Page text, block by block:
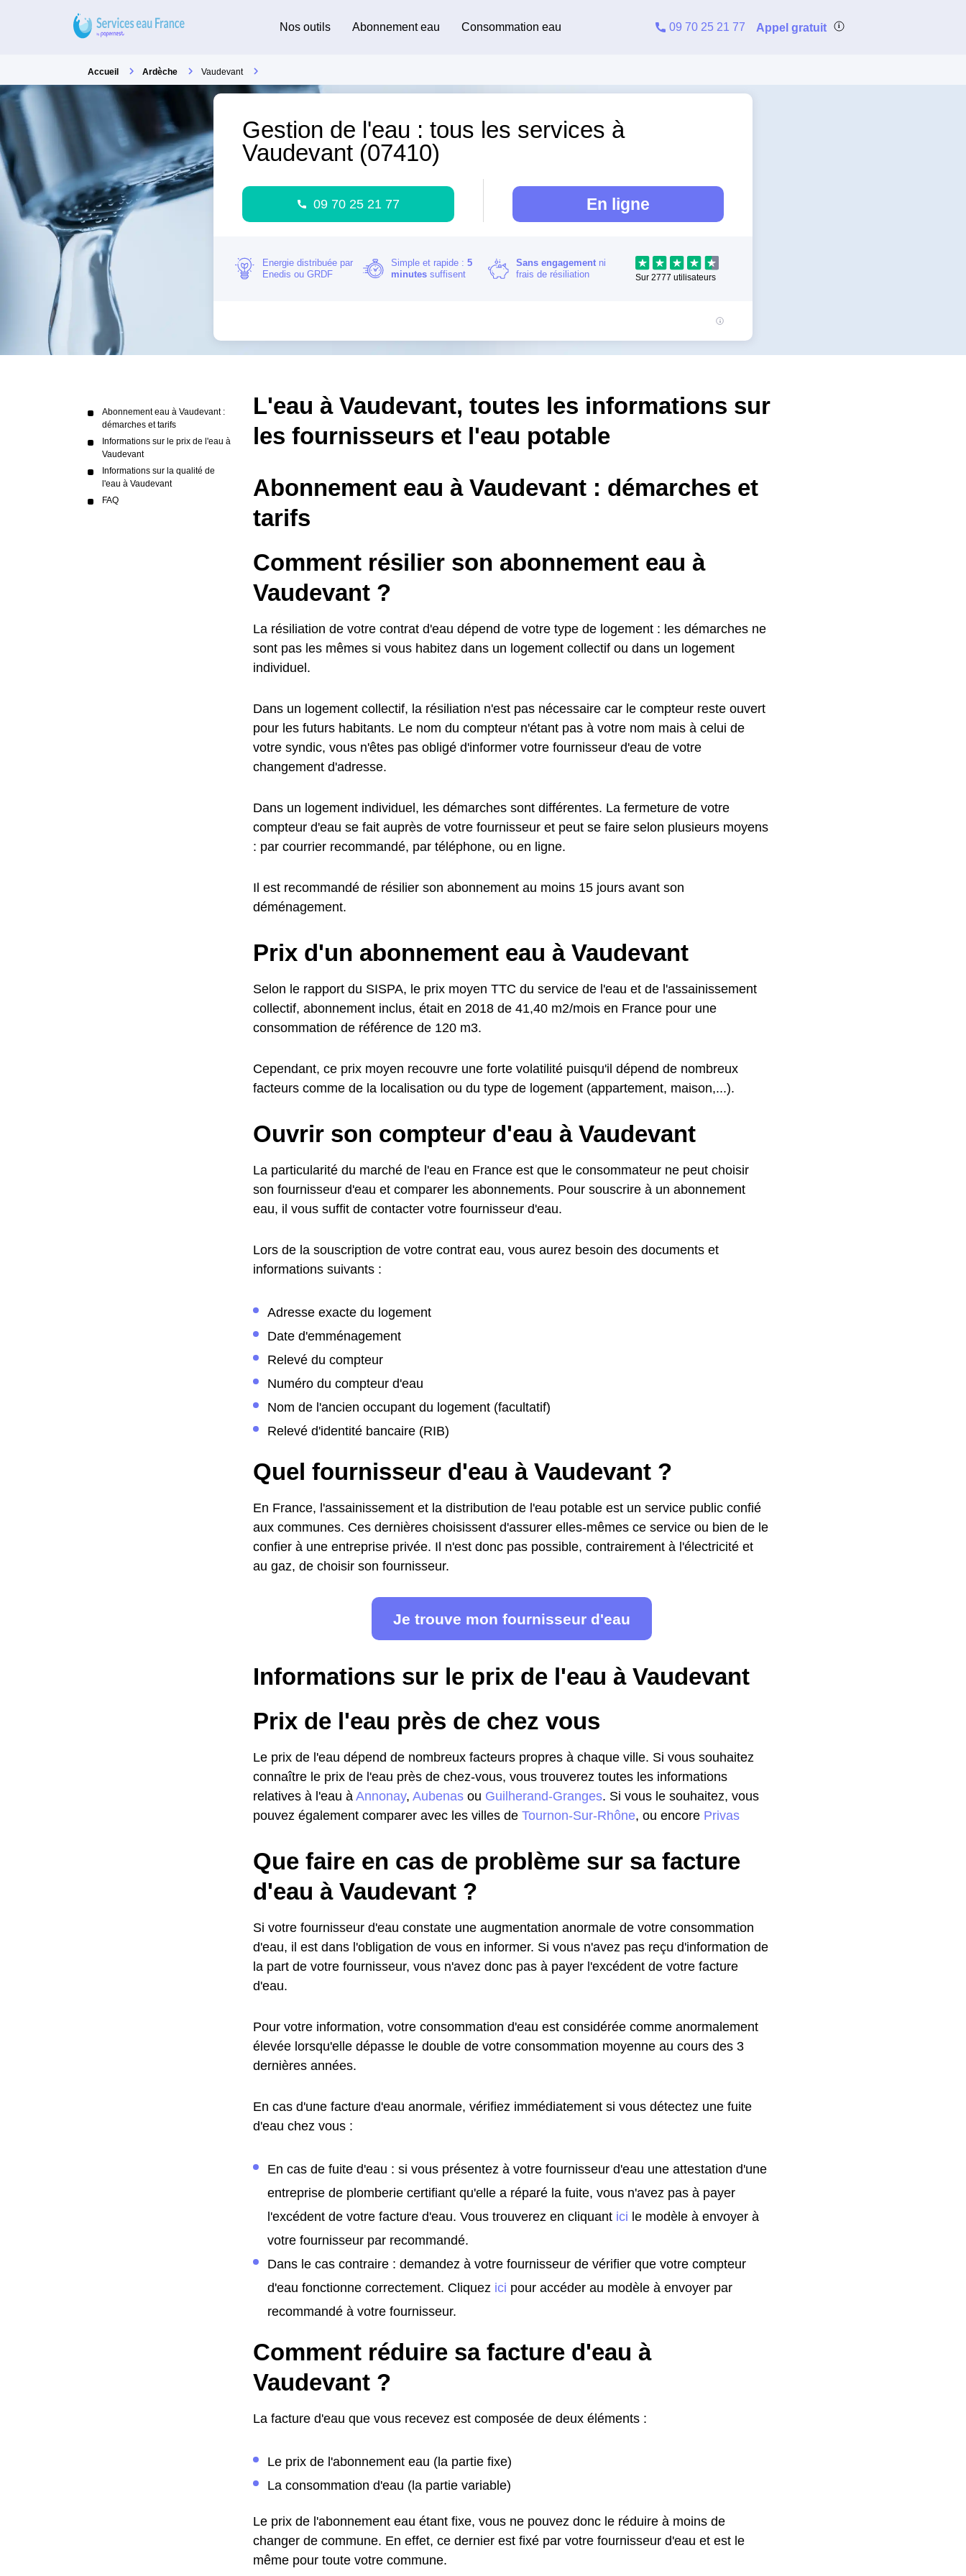
Nos outils Abonnement eau Consommation eau 09 70 25 21 77 Appel gratuit
Accueil Ardèche Vaudevant
Gestion de l'eau : tous les services à
Vaudevant (07410)
09 70 25 21 77 En ligne
Energie distribuée par
Enedis ou GRDF
Simple et rapide : 5
minutessuffisent
Sans engagementni
frais de résiliation
Sur 2777 utilisateurs
Abonnement eau à Vaudevant :
démarches et tarifs
Informations sur le prix de l'eau à
Vaudevant
Informations sur la qualité de
l'eau à Vaudevant
FAQ
L'eau à Vaudevant, toutes les informations sur
les fournisseurs et l'eau potable
Abonnement eau à Vaudevant : démarches et
tarifs
Comment résilier son abonnement eau à
Vaudevant ?
La résiliation de votre contrat d'eau dépend de votre type de logement : les démarches ne
sont pas les mêmes si vous habitez dans un logement collectif ou dans un logement
individuel.
Dans un logement collectif, la résiliation n'est pas nécessaire car le compteur reste ouvert
pour les futurs habitants. Le nom du compteur n'étant pas à votre nom mais à celui de
votre syndic, vous n'êtes pas obligé d'informer votre fournisseur d'eau de votre
changement d'adresse.
Dans un logement individuel, les démarches sont différentes. La fermeture de votre
compteur d'eau se fait auprès de votre fournisseur et peut se faire selon plusieurs moyens
: par courrier recommandé, par téléphone, ou en ligne.
Il est recommandé de résilier son abonnement au moins 15 jours avant son
déménagement.
Prix d'un abonnement eau à Vaudevant
Selon le rapport du SISPA, le prix moyen TTC du service de l'eau et de l'assainissement
collectif, abonnement inclus, était en 2018 de 41,40 m2/mois en France pour une
consommation de référence de 120 m3.
Cependant, ce prix moyen recouvre une forte volatilité puisqu'il dépend de nombreux
facteurs comme de la localisation ou du type de logement (appartement, maison,...).
Ouvrir son compteur d'eau à Vaudevant
La particularité du marché de l'eau en France est que le consommateur ne peut choisir
son fournisseur d'eau et comparer les abonnements. Pour souscrire à un abonnement
eau, il vous suffit de contacter votre fournisseur d'eau.
Lors de la souscription de votre contrat eau, vous aurez besoin des documents et
informations suivants :
Adresse exacte du logement
Date d'emménagement
Relevé du compteur
Numéro du compteur d'eau
Nom de l'ancien occupant du logement (facultatif)
Relevé d'identité bancaire (RIB)
Quel fournisseur d'eau à Vaudevant ?
En France, l'assainissement et la distribution de l'eau potable est un service public confié
aux communes. Ces dernières choisissent d'assurer elles-mêmes ce service ou bien de le
confier à une entreprise privée. Il n'est donc pas possible, contrairement à l'électricité et
au gaz, de choisir son fournisseur.
Je trouve mon fournisseur d'eau
Informations sur le prix de l'eau à Vaudevant
Prix de l'eau près de chez vous
Le prix de l'eau dépend de nombreux facteurs propres à chaque ville. Si vous souhaitez
connaître le prix de l'eau près de chez-vous, vous trouverez toutes les informations
relatives à l'eau àAnnonay, Aubenas ou Guilherand-Granges. Si vous le souhaitez, vous
pouvez également comparer avec les villes de Tournon-Sur-Rhône, ou encore Privas
Que faire en cas de problème sur sa facture
d'eau à Vaudevant ?
Si votre fournisseur d'eau constate une augmentation anormale de votre consommation
d'eau, il est dans l'obligation de vous en informer. Si vous n'avez pas reçu d'information de
la part de votre fournisseur, vous n'avez donc pas à payer l'excédent de votre facture
d'eau.
Pour votre information, votre consommation d'eau est considérée comme anormalement
élevée lorsqu'elle dépasse le double de votre consommation moyenne au cours des 3
dernières années.
En cas d'une facture d'eau anormale, vérifiez immédiatement si vous détectez une fuite
d'eau chez vous :
En cas de fuite d'eau : si vous présentez à votre fournisseur d'eau une attestation d'une
entreprise de plomberie certifiant qu'elle a réparé la fuite, vous n'avez pas à payer
l'excédent de votre facture d'eau. Vous trouverez en cliquant ici le modèle à envoyer à
votre fournisseur par recommandé.
Dans le cas contraire : demandez à votre fournisseur de vérifier que votre compteur
d'eau fonctionne correctement. Cliquez ici pour accéder au modèle à envoyer par
recommandé à votre fournisseur.
Comment réduire sa facture d'eau à
Vaudevant ?
La facture d'eau que vous recevez est composée de deux éléments :
Le prix de l'abonnement eau (la partie fixe)
La consommation d'eau (la partie variable)
Le prix de l'abonnement eau étant fixe, vous ne pouvez donc le réduire à moins de
changer de commune. En effet, ce dernier est fixé par votre fournisseur d'eau et est le
même pour toute votre commune.